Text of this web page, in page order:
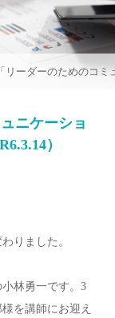
リーダーのためのコ
ニケーショ
）
りました。
林勇一です。3
を講師にお迎え